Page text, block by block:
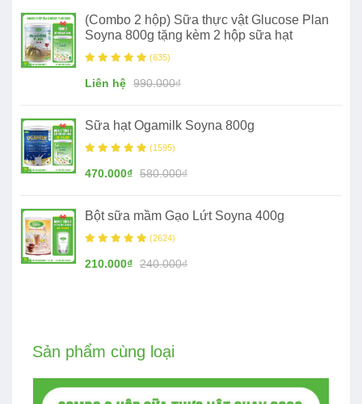
(Combo 2 hộp) Sữa thực vật Glucose Plan
Soyna 800g tặng kèm 2 hộp sữa hạt
(635)
Liên hệ 990.000₫
Sữa hạt Ogamilk Soyna 800g
(1595)
470.000₫ 580.000₫
Bột sữa mầm Gạo Lứt Soyna 400g
(2624)
210.000₫ 240.000₫
Sản phẩm cùng loại